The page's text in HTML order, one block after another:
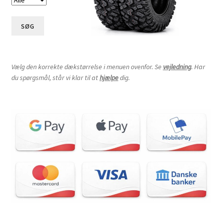
SØG
Vælg den korrekte dækstørrelse i menuen ovenfor. Se vejledning. Har
du spørgsmål, står vi klar til athjælpedig.